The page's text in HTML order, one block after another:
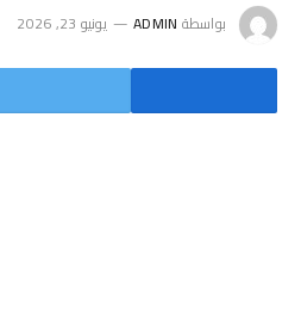
بواسطة ADMIN يونيو 23, 2026